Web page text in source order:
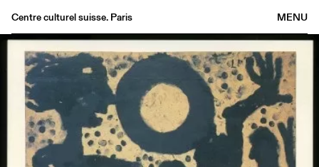
MENU
Centre culturel suisse. Paris
Bookshop
Buvette
Archives
Medias
Publications